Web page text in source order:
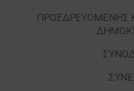
ΠΡΟΕΔΡΕΥΟΜΕΝΗΣ